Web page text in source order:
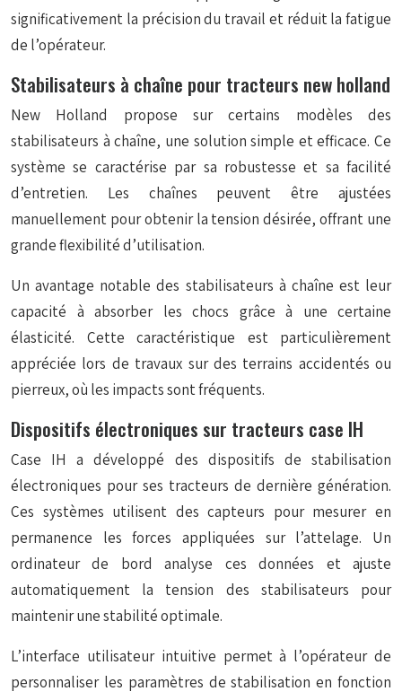
significativement la précision du travail et réduit la fatigue
de l’opérateur.
Stabilisateurs à chaîne pour tracteurs new holland
New Holland propose sur certains modèles des
stabilisateurs à chaîne, une solution simple et efficace. Ce
système se caractérise par sa robustesse et sa facilité
d’entretien. Les chaînes peuvent être ajustées
manuellement pour obtenir la tension désirée, offrant une
grande flexibilité d’utilisation.
Un avantage notable des stabilisateurs à chaîne est leur
capacité à absorber les chocs grâce à une certaine
élasticité. Cette caractéristique est particulièrement
appréciée lors de travaux sur des terrains accidentés ou
pierreux, où les impacts sont fréquents.
Dispositifs électroniques sur tracteurs case IH
Case IH a développé des dispositifs de stabilisation
électroniques pour ses tracteurs de dernière génération.
Ces systèmes utilisent des capteurs pour mesurer en
permanence les forces appliquées sur l’attelage. Un
ordinateur de bord analyse ces données et ajuste
automatiquement la tension des stabilisateurs pour
maintenir une stabilité optimale.
L’interface utilisateur intuitive permet à l’opérateur de
personnaliser les paramètres de stabilisation en fonction